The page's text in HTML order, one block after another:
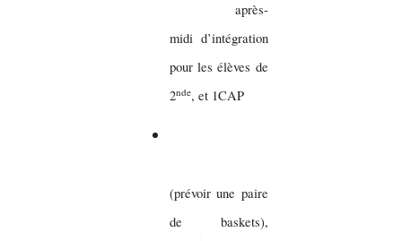
après-
midi d’intégration
pour les élèves de
2nde, et 1CAP
(prévoir une paire
de baskets),